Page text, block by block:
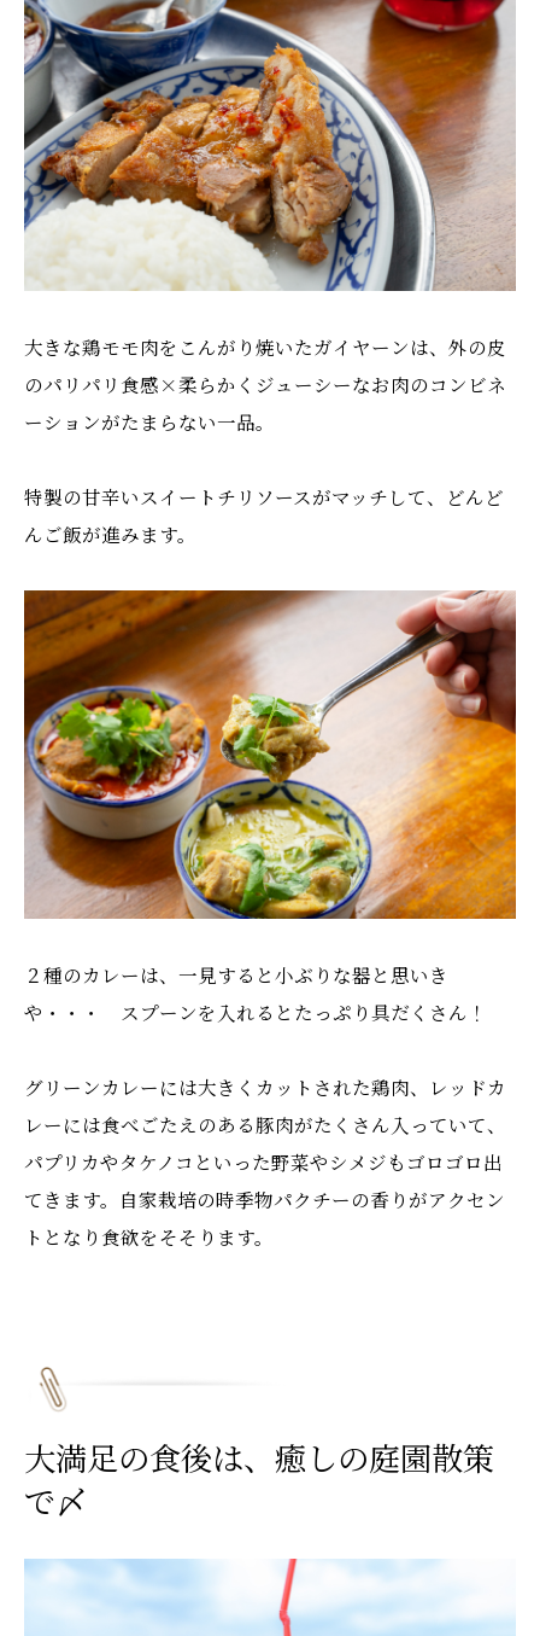
大きな鶏モモ肉をこんがり焼いたガイヤーンは、外の皮
のパリパリ食感×柔らかくジューシーなお肉のコンビネ
ーションがたまらない一品。
特製の甘辛いスイートチリソースがマッチして、どんど
んご飯が進みます。
２種のカレーは、一見すると小ぶりな器と思いき
や・・・ スプーンを入れるとたっぷり具だくさん！
グリーンカレーには大きくカットされた鶏肉、レッドカ
レーには食べごたえのある豚肉がたくさん入っていて、
パプリカやタケノコといった野菜やシメジもゴロゴロ出
てきます。自家栽培の時季物パクチーの香りがアクセン
トとなり食欲をそそります。
大満足の食後は、癒しの庭園散策
で〆